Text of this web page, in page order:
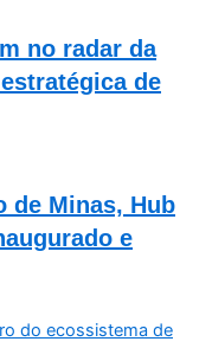
no radar da
de
de Minas, Hub
e